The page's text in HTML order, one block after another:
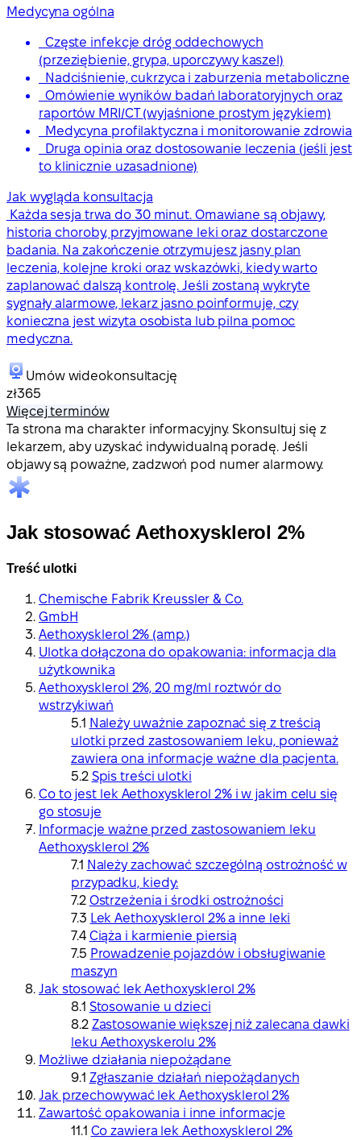
Medycyna ogólna
Częste infekcje dróg oddechowych
(przeziębienie, grypa, uporczywy kaszel)
Nadciśnienie, cukrzyca i zaburzenia metaboliczne
Omówienie wyników badań laboratoryjnych oraz
raportów MRI/CT (wyjaśnione prostym językiem)
Medycyna profilaktyczna i monitorowanie zdrowia
Druga opinia oraz dostosowanie leczenia (jeśli jest
to klinicznie uzasadnione)
Jak wygląda konsultacja
Każda sesja trwa do 30 minut. Omawiane są objawy,
historia choroby, przyjmowane leki oraz dostarczone
badania. Na zakończenie otrzymujesz jasny plan
leczenia, kolejne kroki oraz wskazówki, kiedy warto
zaplanować dalszą kontrolę. Jeśli zostaną wykryte
sygnały alarmowe, lekarz jasno poinformuje, czy
konieczna jest wizyta osobista lub pilna pomoc
medyczna.
Umów wideokonsultację
zł365
Więcej terminów
Ta strona ma charakter informacyjny. Skonsultuj się z
lekarzem, aby uzyskać indywidualną poradę. Jeśli
objawy są poważne, zadzwoń pod numer alarmowy.
Jak stosować Aethoxysklerol 2%
Treść ulotki
Chemische Fabrik Kreussler & Co.
GmbH
Aethoxysklerol 2% (amp.)
Ulotka dołączona do opakowania: informacja dla
użytkownika
Aethoxysklerol 2%, 20 mg/ml roztwór do
wstrzykiwań
Należy uważnie zapoznać się z treścią
ulotki przed zastosowaniem leku, ponieważ
zawiera ona informacje ważne dla pacjenta.
Spis treści ulotki
Co to jest lek Aethoxysklerol 2% i w jakim celu się
go stosuje
Informacje ważne przed zastosowaniem leku
Aethoxysklerol 2%
Należy zachować szczególną ostrożność w
przypadku, kiedy:
Ostrzeżenia i środki ostrożności
Lek Aethoxysklerol 2% a inne leki
Ciąża i karmienie piersią
Prowadzenie pojazdów i obsługiwanie
maszyn
Jak stosować lek Aethoxysklerol 2%
Stosowanie u dzieci
Zastosowanie większej niż zalecana dawki
leku Aethoxyskerolu 2%
Możliwe działania niepożądane
Zgłaszanie działań niepożądanych
Jak przechowywać lek Aethoxysklerol 2%
Zawartość opakowania i inne informacje
Co zawiera lek Aethoxysklerol 2%